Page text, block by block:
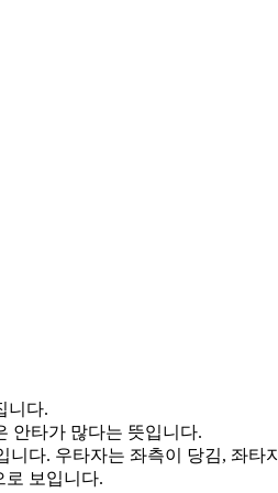
니다.
안타가 많다는 뜻입니다.
니다. 우타자는 좌측이 당김, 좌타
로 보입니다.